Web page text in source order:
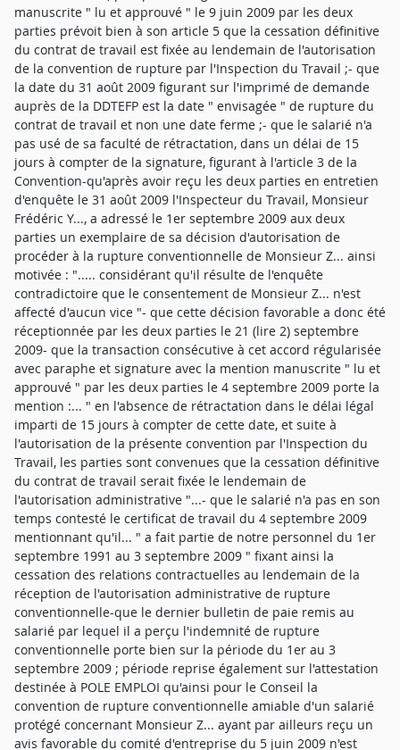
manuscrite " lu et approuvé " le 9 juin 2009 par les deux
parties prévoit bien à son article 5 que la cessation définitive
du contrat de travail est fixée au lendemain de l'autorisation
de la convention de rupture par l'Inspection du Travail ;- que
la date du 31 août 2009 figurant sur l'imprimé de demande
auprès de la DDTEFP est la date " envisagée " de rupture du
contrat de travail et non une date ferme ;- que le salarié n'a
pas usé de sa faculté de rétractation, dans un délai de 15
jours à compter de la signature, figurant à l'article 3 de la
Convention-qu'après avoir reçu les deux parties en entretien
d'enquête le 31 août 2009 l'Inspecteur du Travail, Monsieur
Frédéric Y..., a adressé le 1er septembre 2009 aux deux
parties un exemplaire de sa décision d'autorisation de
procéder à la rupture conventionnelle de Monsieur Z... ainsi
motivée : "..... considérant qu'il résulte de l'enquête
contradictoire que le consentement de Monsieur Z... n'est
affecté d'aucun vice "- que cette décision favorable a donc été
réceptionnée par les deux parties le 21 (lire 2) septembre
2009- que la transaction consécutive à cet accord régularisée
avec paraphe et signature avec la mention manuscrite " lu et
approuvé " par les deux parties le 4 septembre 2009 porte la
mention :... " en l'absence de rétractation dans le délai légal
imparti de 15 jours à compter de cette date, et suite à
l'autorisation de la présente convention par l'Inspection du
Travail, les parties sont convenues que la cessation définitive
du contrat de travail serait fixée le lendemain de
l'autorisation administrative "...- que le salarié n'a pas en son
temps contesté le certificat de travail du 4 septembre 2009
mentionnant qu'il... " a fait partie de notre personnel du 1er
septembre 1991 au 3 septembre 2009 " fixant ainsi la
cessation des relations contractuelles au lendemain de la
réception de l'autorisation administrative de rupture
conventionnelle-que le dernier bulletin de paie remis au
salarié par lequel il a perçu l'indemnité de rupture
conventionnelle porte bien sur la période du 1er au 3
septembre 2009 ; période reprise également sur l'attestation
destinée à POLE EMPLOI qu'ainsi pour le Conseil la
convention de rupture conventionnelle amiable d'un salarié
protégé concernant Monsieur Z... ayant par ailleurs reçu un
avis favorable du comité d'entreprise du 5 juin 2009 n'est